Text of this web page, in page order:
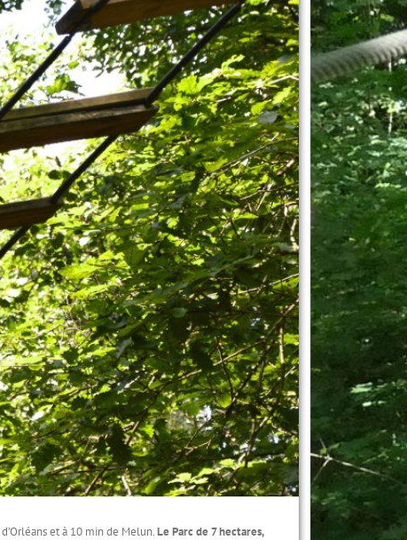
et à 10 min de Melun.Le Parc de 7 hectares,